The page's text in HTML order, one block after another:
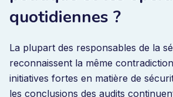
quotidiennes ?
La plupart des responsables de la
reconnaissent la même
initiatives fortes en matière de
les conclusions des audits